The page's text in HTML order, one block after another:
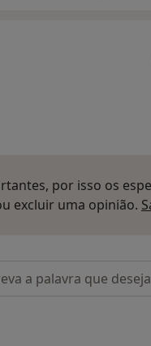
por isso os
excluir uma opinião.
em opiniões